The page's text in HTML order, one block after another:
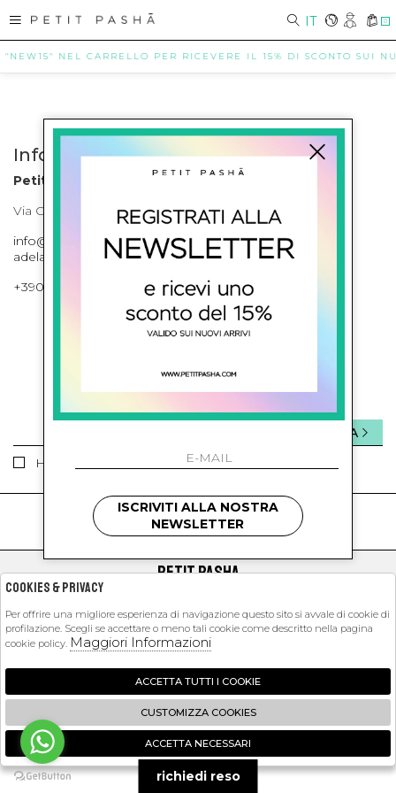
IT 0
NEL CARRELLO PER RICEVERE IL 15% DI SCONTO SUI
Info contatti
Petit Pasha
Via Cilea, 255 Napoli Corso Umberto I 301 Napoli
info@petitpasha.com, petitpasha@hotmail.it,
adelaide.petitpasha@hotmail.com
+39081643421 , +390812351280
ISCRIVITI ALLA NEWSLETTER
Ho letto ed accettato le condizioni sulla privacy.
INVIA
kids
PETIT PASHA
EXTRA
2026 Petit Pasha - P.iva : 09423341214 Powered by
Zucchetti
🍪
ISCRIVITI ALLA NOSTRA
NEWSLETTER
richiedi reso
Cookies & Privacy
Per offrire una migliore esperienza di navigazione questo sito si avvale di cookie di
profilazione. Scegli se accettare o meno tali cookie come descritto nella pagina
cookie policy. Maggiori Informazioni
ACCETTA TUTTI I COOKIE
CUSTOMIZZA COOKIES
ACCETTA NECESSARI